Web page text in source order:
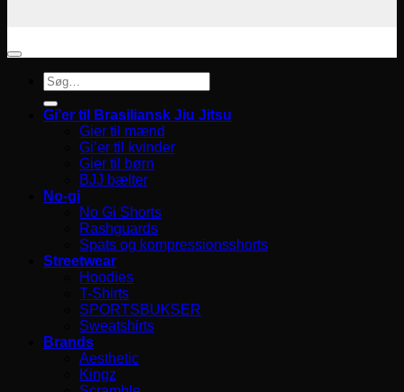
Søg
efter:
Gi’er til Brasiliansk Jiu Jitsu
Gier til mænd
Gi’er til kvinder
Gier til børn
BJJ bælter
No-gi
No Gi Shorts
Rashguards
Spats og kompressionsshorts
Streetwear
Hoodies
T-Shirts
SPORTSBUKSER
Sweatshirts
Brands
Aesthetic
Kingz